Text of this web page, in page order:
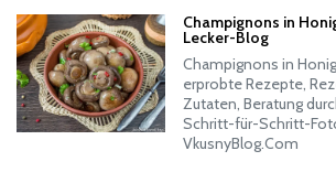
Champignons in
Lecker-Blog
Champignons in
erprobte Rezepte,
Zutaten, Beratung
Schritt-für-Schritt-
VkusnyBlog.Com